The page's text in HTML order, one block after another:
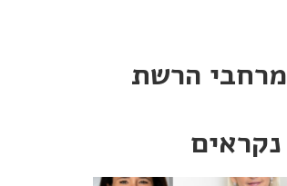
מרחבי הרשת
נקראים